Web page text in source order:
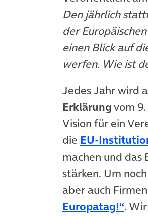
Den jährlich
der
einen Blick auf
werfen. Wie ist
Jedes Jahr wird
Erklärungvom
Vision für ein
die EU-
machen und das
stärken. Um noch
aber auch
Europatag!“.